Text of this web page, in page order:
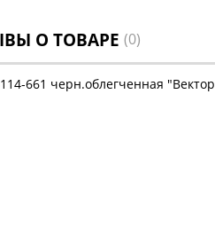
О ТОВАРЕ (0)
661 черн.облегченная